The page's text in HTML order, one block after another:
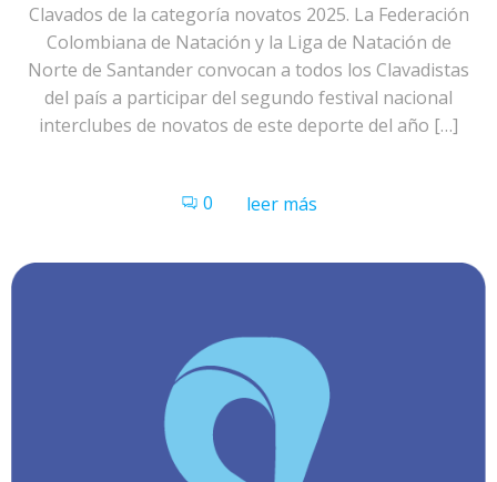
Clavados de la categoría novatos 2025. La Federación
Colombiana de Natación y la Liga de Natación de
Norte de Santander convocan a todos los Clavadistas
del país a participar del segundo festival nacional
interclubes de novatos de este deporte del año […]
0 leer más